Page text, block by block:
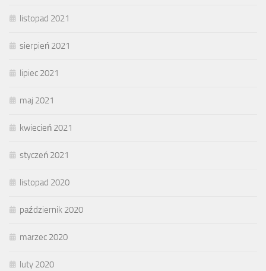
listopad 2021
sierpień 2021
lipiec 2021
maj 2021
kwiecień 2021
styczeń 2021
listopad 2020
październik 2020
marzec 2020
luty 2020